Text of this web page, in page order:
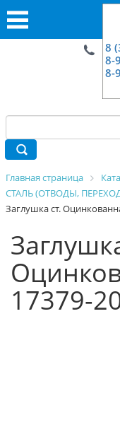
8
8-
8-
Главная страница
СТАЛЬ (ОТВОДЫ,
Заглушка ст.
17379-